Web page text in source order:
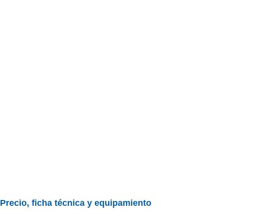
Precio, ficha técnica y equipamiento